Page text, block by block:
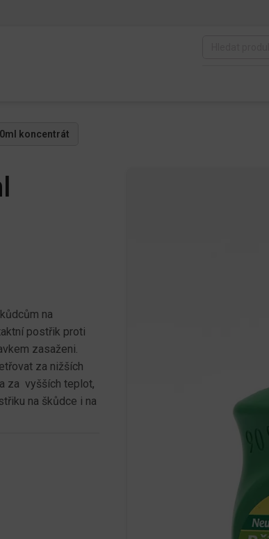
koncentrát
na
postřik proti
zasaženi.
za nižších
za vyšších teplot,
na škůdce i na